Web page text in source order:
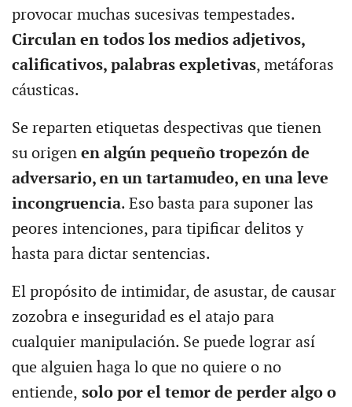
provocar muchas sucesivas tempestades.
Circulan en todos los medios adjetivos,
calificativos, palabras expletivas, metáforas
cáusticas.
Se reparten etiquetas despectivas que tienen
su origenen algún pequeño tropezón de
adversario, en un tartamudeo, en una leve
incongruencia. Eso basta para suponer las
peores intenciones, para tipificar delitos y
hasta para dictar sentencias.
El propósito de intimidar, de asustar, de causar
zozobra e inseguridad es el atajo para
cualquier manipulación. Se puede lograr así
que alguien haga lo que no quiere o no
entiende, solo por el temor de perder algo o